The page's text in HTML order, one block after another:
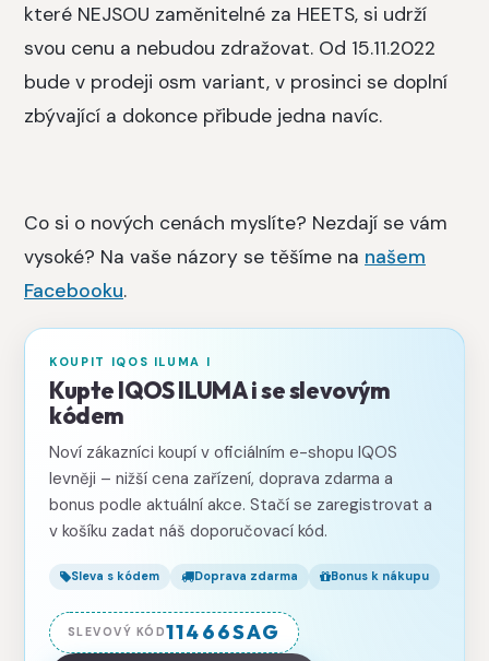
které NEJSOU zaměnitelné za HEETS, si udrží
svou cenu a nebudou zdražovat. Od 15.11.2022
bude v prodeji osm variant, v prosinci se doplní
zbývající a dokonce přibude jedna navíc.
Co si o nových cenách myslíte? Nezdají se vám
vysoké? Na vaše názory se těšíme na našem
Facebooku.
KOUPIT IQOS ILUMA I
Kupte IQOS ILUMA i se slevovým
kódem
Noví zákazníci koupí v oficiálním e-shopu IQOS
levněji – nižší cena zařízení, doprava zdarma a
bonus podle aktuální akce. Stačí se zaregistrovat a
v košíku zadat náš doporučovací kód.
Sleva s kódem Doprava zdarma Bonus k nákupu
SLEVOVÝ KÓD11466SAG